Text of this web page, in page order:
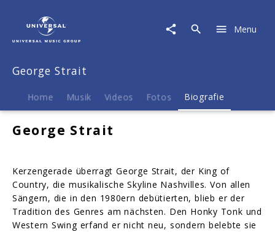
Biografie
Menu
George Strait
Home Musik Videos Fotos Biografie
George Strait
Kerzengerade überragt George Strait, der King of
Country, die musikalische Skyline Nashvilles. Von allen
Sängern, die in den 1980ern debütierten, blieb er der
Tradition des Genres am nächsten. Den Honky Tonk und
Western Swing erfand er nicht neu, sondern belebte sie